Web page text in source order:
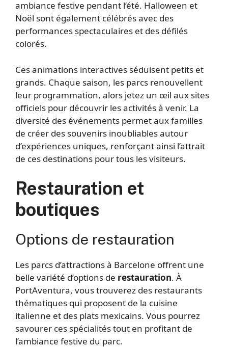
ambiance festive pendant l’été. Halloween et
Noël sont également célébrés avec des
performances spectaculaires et des défilés
colorés.
Ces animations interactives séduisent petits et
grands. Chaque saison, les parcs renouvellent
leur programmation, alors jetez un œil aux sites
officiels pour découvrir les activités à venir. La
diversité des événements permet aux familles
de créer des souvenirs inoubliables autour
d’expériences uniques, renforçant ainsi l’attrait
de ces destinations pour tous les visiteurs.
Restauration et
boutiques
Options de restauration
Les parcs d’attractions à Barcelone offrent une
belle variété d’options de restauration. À
PortAventura, vous trouverez des restaurants
thématiques qui proposent de la cuisine
italienne et des plats mexicains. Vous pourrez
savourer ces spécialités tout en profitant de
l’ambiance festive du parc.